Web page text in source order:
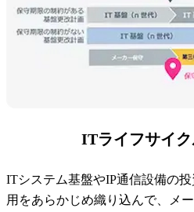
ITライフサイ
ITシステム基盤やIP通信設備の
用をあらかじめ織り込んで、メ